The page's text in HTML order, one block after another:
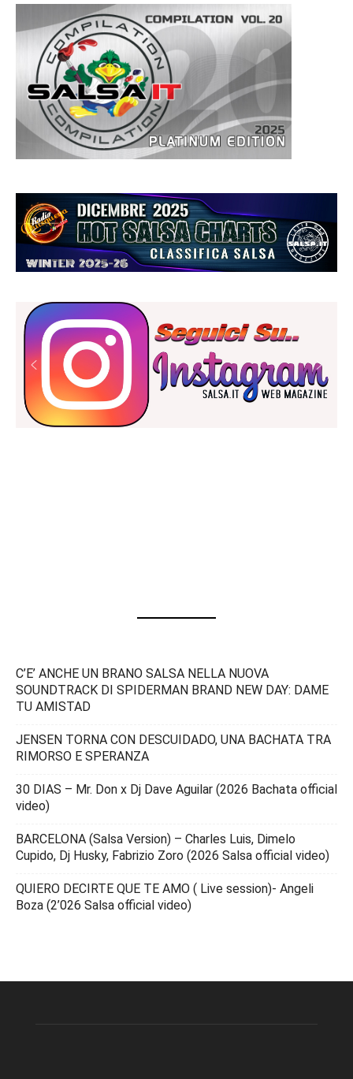
C’E’ ANCHE UN BRANO SALSA NELLA NUOVA
SOUNDTRACK DI SPIDERMAN BRAND NEW DAY: DAME
TU AMISTAD
JENSEN TORNA CON DESCUIDADO, UNA BACHATA TRA
RIMORSO E SPERANZA
30 DIAS – Mr. Don x Dj Dave Aguilar (2026 Bachata official
video)
BARCELONA (Salsa Version) – Charles Luis, Dimelo
Cupido, Dj Husky, Fabrizio Zoro (2026 Salsa official video)
QUIERO DECIRTE QUE TE AMO ( Live session)- Angeli
Boza (2’026 Salsa official video)